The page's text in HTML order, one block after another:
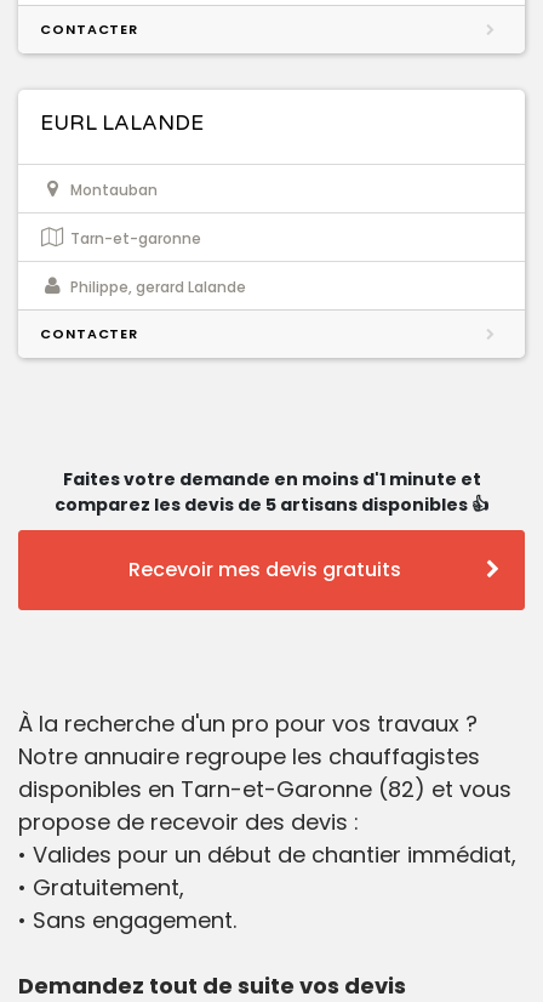
CONTACTER
EURL LALANDE
Montauban
Tarn-et-garonne
Philippe, gerard Lalande
CONTACTER
Faites votre demande en moins d'1 minute et
comparez les devis de 5 artisans disponibles 👍
Recevoir mes devis gratuits
À la recherche d'un pro pour vos travaux ?
Notre annuaire regroupe les chauffagistes
disponibles en Tarn-et-Garonne (82) et vous
propose de recevoir des devis :
• Valides pour un début de chantier immédiat,
• Gratuitement,
• Sans engagement.
Demandez tout de suite vos devis